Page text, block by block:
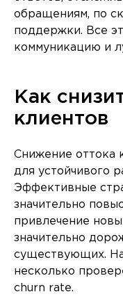
обращениям, по
поддержки. Все
коммуникацию и
Как
клиентов
Снижение оттока
для устойчивого
Эффективные
значительно
привлечение
значительно
существующих.
несколько
churn rate.